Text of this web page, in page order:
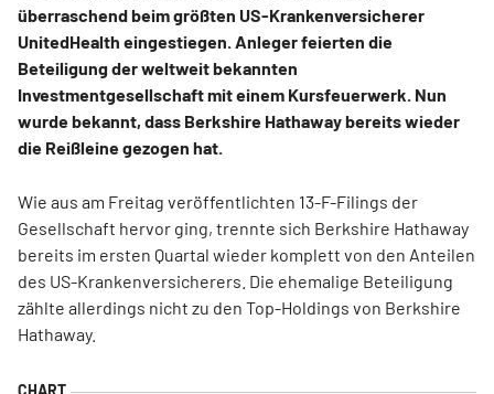
überraschend beim größten US-Krankenversicherer
UnitedHealth eingestiegen. Anleger feierten die
Beteiligung der weltweit bekannten
Investmentgesellschaft mit einem Kursfeuerwerk. Nun
wurde bekannt, dass Berkshire Hathaway bereits wieder
die Reißleine gezogen hat.
Wie aus am Freitag veröffentlichten 13-F-Filings der
Gesellschaft hervor ging, trennte sich Berkshire Hathaway
bereits im ersten Quartal wieder komplett von den Anteilen
des US-Krankenversicherers. Die ehemalige Beteiligung
zählte allerdings nicht zu den Top-Holdings von Berkshire
Hathaway.